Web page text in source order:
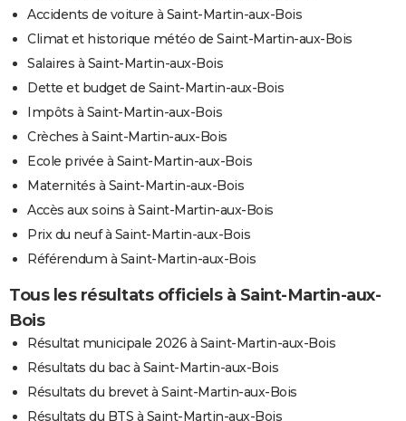
Accidents de voiture à Saint-Martin-aux-Bois
Climat et historique météo de Saint-Martin-aux-Bois
Salaires à Saint-Martin-aux-Bois
Dette et budget de Saint-Martin-aux-Bois
Impôts à Saint-Martin-aux-Bois
Crèches à Saint-Martin-aux-Bois
Ecole privée à Saint-Martin-aux-Bois
Maternités à Saint-Martin-aux-Bois
Accès aux soins à Saint-Martin-aux-Bois
Prix du neuf à Saint-Martin-aux-Bois
Référendum à Saint-Martin-aux-Bois
Tous les résultats officiels à Saint-Martin-aux-
Bois
Résultat municipale 2026 à Saint-Martin-aux-Bois
Résultats du bac à Saint-Martin-aux-Bois
Résultats du brevet à Saint-Martin-aux-Bois
Résultats du BTS à Saint-Martin-aux-Bois